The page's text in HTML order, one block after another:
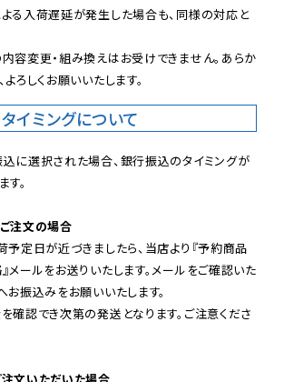
る入荷遅延が発生した場合も、同様の対応と
容変更・組み換えはお受けできません。あらか
ろしくお願いいたします。
イミングについて
に選択された場合、銀行振込のタイミングが
。
注文の場合
予定日が近づきましたら、当店より『予約商品
メールをお送りいたします。メールをご確認いた
お振込みをお願いいたします。
確認でき次第の発送となります。ご注意くださ
文いただいた場合